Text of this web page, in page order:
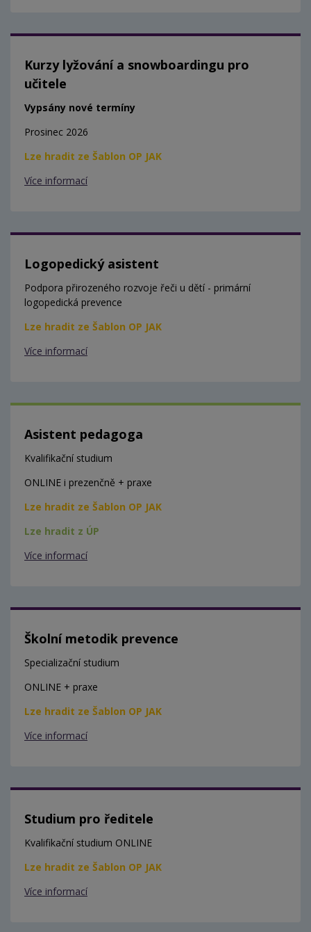
Kurzy lyžování a snowboardingu pro
učitele
Vypsány nové termíny
Prosinec 2026
Lze hradit ze Šablon OP JAK
Více informací
Logopedický asistent
Podpora přirozeného rozvoje řeči u dětí - primární
logopedická prevence
Lze hradit ze Šablon OP JAK
Více informací
Asistent pedagoga
Kvalifikační studium
ONLINE i prezenčně + praxe
Lze hradit ze Šablon OP JAK
Lze hradit z ÚP
Více informací
Školní metodik prevence
Specializační studium
ONLINE + praxe
Lze hradit ze Šablon OP JAK
Více informací
Studium pro ředitele
Kvalifikační studium ONLINE
Lze hradit ze Šablon OP JAK
Více informací